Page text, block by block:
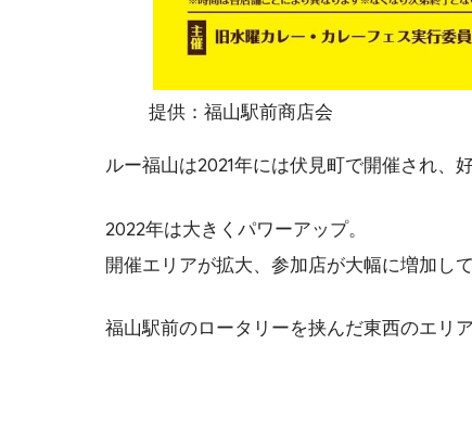
提供：福山駅前商店会
ルー福山は2021年には伏見町で開催され、
2022年は大きくパワーアップ。
開催エリアが拡大、参加店が大幅に増加して
福山駅前のロータリーを挟んだ東西のエリ